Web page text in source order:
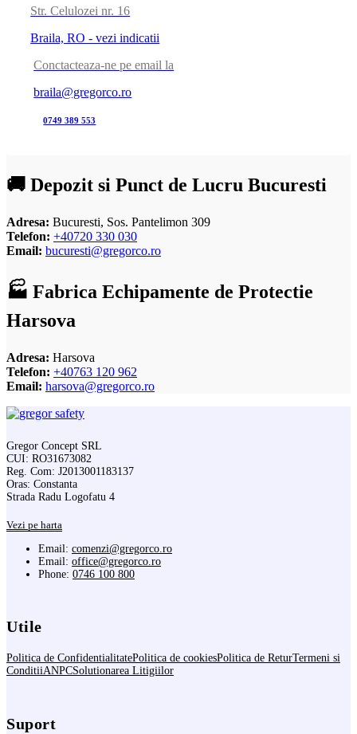
Str. Celulozei nr. 16
Braila, RO - vezi indicatii
Conctacteaza-ne pe email la
braila@gregorco.ro
0749 389 553
🚚 Depozit si Punct de Lucru Bucuresti
Adresa: Bucuresti, Sos. Pantelimon 309
Telefon: +40720 330 030
Email: bucuresti@gregorco.ro
🏭 Fabrica Echipamente de Protectie
Harsova
Adresa: Harsova
Telefon: +40763 120 962
Email: harsova@gregorco.ro
Gregor Concept SRL
CUI: RO31673082
Reg. Com: J2013001183137
Oras: Constanta
Strada Radu Logofatu 4
Vezi pe harta
Email: comenzi@gregorco.ro
Email: office@gregorco.ro
Phone: 0746 100 800
Utile
Politica de ConfidentialitatePolitica de cookiesPolitica de ReturTermeni si
ConditiiANPCSolutionarea Litigiilor
Suport